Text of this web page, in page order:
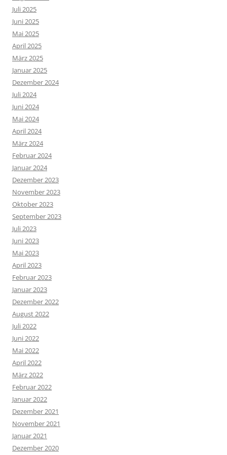
Juli 2025
Juni 2025
Mai 2025
April 2025
März 2025
Januar 2025
Dezember 2024
Juli 2024
Juni 2024
Mai 2024
April 2024
März 2024
Februar 2024
Januar 2024
Dezember 2023
November 2023
Oktober 2023
September 2023
Juli 2023
Juni 2023
Mai 2023
April 2023
Februar 2023
Januar 2023
Dezember 2022
August 2022
Juli 2022
Juni 2022
Mai 2022
April 2022
März 2022
Februar 2022
Januar 2022
Dezember 2021
November 2021
Januar 2021
Dezember 2020